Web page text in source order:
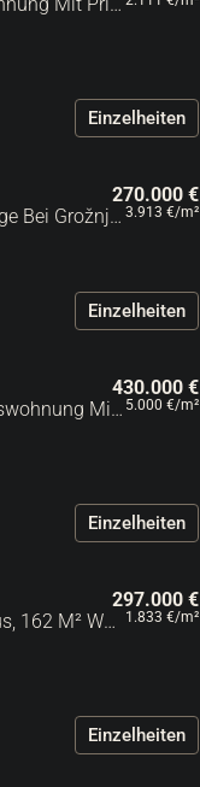
Einzelheiten
Charmantes Steinhaus In Ruhiger Lage Bei Grožnjan
270.000 €
3.913 €/m²
Einzelheiten
Zentrum Von Novigrad | Erdgeschosswohnung Mit Garten, 150 Meter Vom Strand Entfernt
430.000 €
5.000 €/m²
Einzelheiten
Region Grožnjan | Freistehendes Haus, 162 M² Wohnfläche Mit Freiem Blick Und 7400 M² Grundstück
297.000 €
1.833 €/m²
Einzelheiten